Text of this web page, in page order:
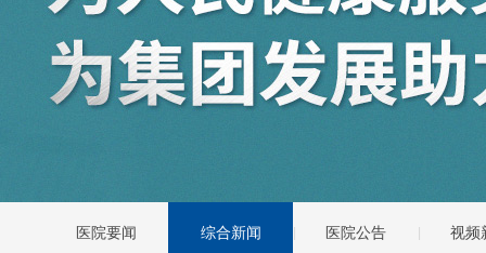
医院要闻 综合新闻 医院公告 视频